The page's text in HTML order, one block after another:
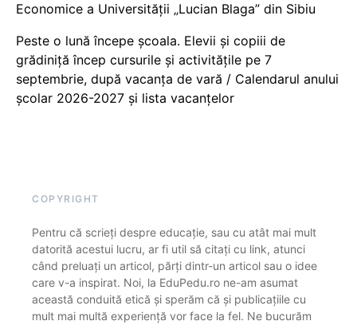
Economice a Universității „Lucian Blaga” din Sibiu
Peste o lună începe școala. Elevii și copiii de
grădiniță încep cursurile și activitățile pe 7
septembrie, după vacanța de vară / Calendarul anului
școlar 2026-2027 și lista vacanțelor
COPYRIGHT
Pentru că scrieți despre educație, sau cu atât mai mult
datorită acestui lucru, ar fi util să citați cu link, atunci
când preluați un articol, părți dintr-un articol sau o idee
care v-a inspirat. Noi, la EduPedu.ro ne-am asumat
această conduită etică și sperăm că și publicațiile cu
mult mai multă experiență vor face la fel. Ne bucurăm